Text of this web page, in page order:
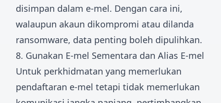
disimpan dalam e-mel. Dengan cara ini,
walaupun akaun dikompromi atau dilanda
ransomware, data penting boleh dipulihkan.
8. Gunakan E-mel Sementara dan Alias E-mel
Untuk perkhidmatan yang memerlukan
pendaftaran e-mel tetapi tidak memerlukan